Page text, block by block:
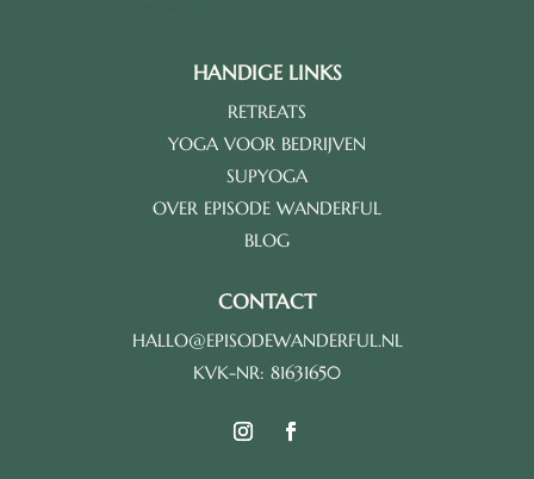
HANDIGE LINKS
RETREATS
YOGA VOOR BEDRIJVEN
SUPYOGA
OVER EPISODE WANDERFUL
BLOG
CONTACT
HALLO@EPISODEWANDERFUL.NL
KVK-NR: 81631650